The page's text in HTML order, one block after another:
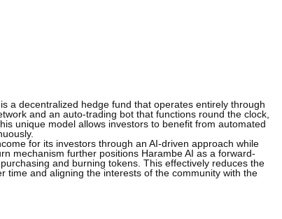
a decentralized hedge fund that operates entirely through
and an auto-trading bot that functions round the clock,
unique model allows investors to benefit from automated
for its investors through an AI-driven approach while
mechanism further positions Harambe AI as a forward-
and burning tokens. This effectively reduces the
time and aligning the interests of the community with the